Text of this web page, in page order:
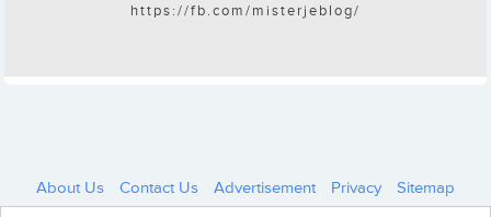
https://fb.com/misterjeblog/
About Us Contact Us Advertisement Privacy Sitemap